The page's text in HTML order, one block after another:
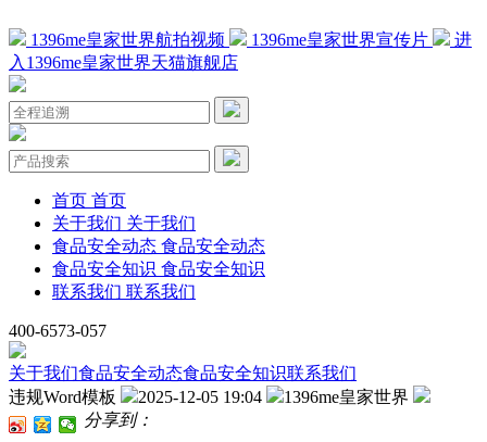
1396me皇家世界航拍视频 1396me皇家世界宣传片
进
入1396me皇家世界天猫旗舰店
首页 首页
关于我们 关于我们
食品安全动态 食品安全动态
食品安全知识 食品安全知识
联系我们 联系我们
400-6573-057
关于我们食品安全动态食品安全知识联系我们
违规Word模板
2025-12-05 19:04
1396me皇家世界
分享到：